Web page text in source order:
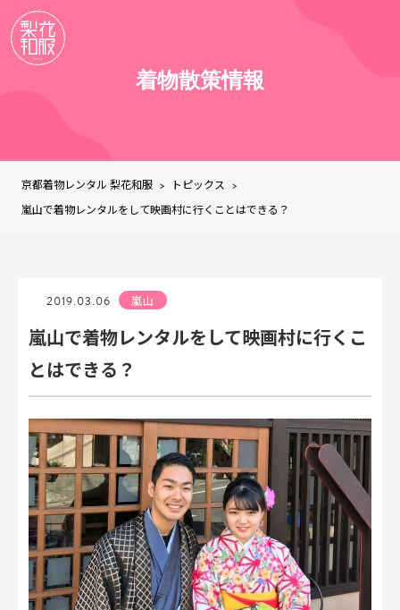
着物散策情報
京都着物レンタル 梨花和服 > トピックス >
嵐山で着物レンタルをして映画村に行くことはできる？
2019.03.06 嵐山
嵐山で着物レンタルをして映画村に行くこ
とはできる？